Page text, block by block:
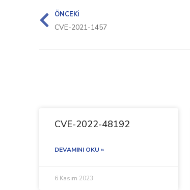
ÖNCEKI
CVE-2021-1457
CVE-2022-48192
DEVAMINI OKU »
6 Kasım 2023